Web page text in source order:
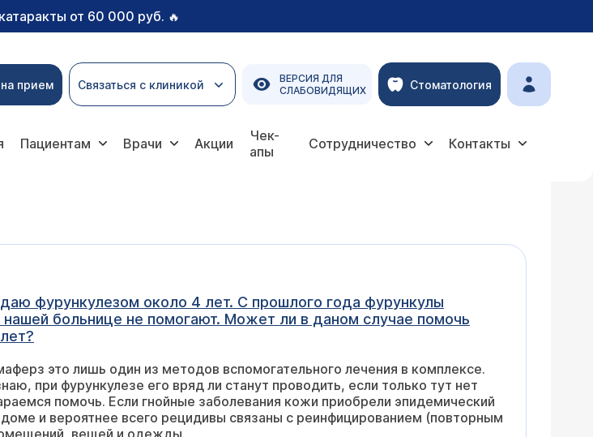
от 60 000 руб. 🔥
прием Связаться с клиникой
ВЕРСИЯ ДЛЯ
СЛАБОВИДЯЩИХ
Стоматология
Пациентам Врачи Акции
Чек-
апы
Сотрудничество Контакты
фурункулезом около 4 лет. С прошлого года фурункулы
нашей больнице не помогают. Может ли в даном случае помочь
это лишь один из методов вспомогательного лечения в комплексе.
при фурункулезе его вряд ли станут проводить, если только тут нет
помочь. Если гнойные заболевания кожи приобрели эпидемический
и вероятнее всего рецидивы связаны с реинфицированием (повторным
вещей и одежды.